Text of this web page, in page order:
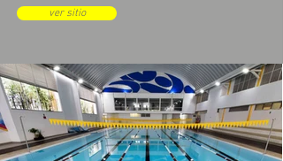
ver sitio